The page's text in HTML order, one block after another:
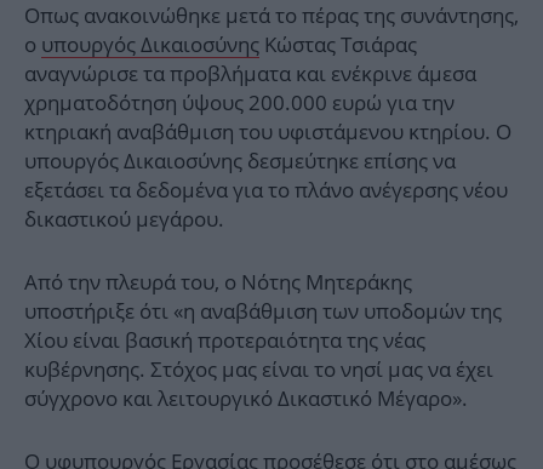
Οπως ανακοινώθηκε μετά το πέρας της συνάντησης,
ο υπουργός Δικαιοσύνης Κώστας Τσιάρας
αναγνώρισε τα προβλήματα και ενέκρινε άμεσα
χρηματοδότηση ύψους 200.000 ευρώ για την
κτηριακή αναβάθμιση του υφιστάμενου κτηρίου. Ο
υπουργός Δικαιοσύνης δεσμεύτηκε επίσης να
εξετάσει τα δεδομένα για το πλάνο ανέγερσης νέου
δικαστικού μεγάρου.
Από την πλευρά του, ο Νότης Μητεράκης
υποστήριξε ότι «η αναβάθμιση των υποδομών της
Χίου είναι βασική προτεραιότητα της νέας
κυβέρνησης. Στόχος μας είναι το νησί μας να έχει
σύγχρονο και λειτουργικό Δικαστικό Μέγαρο».
Ο υφυπουργός Εργασίας προσέθεσε ότι στο αμέσως